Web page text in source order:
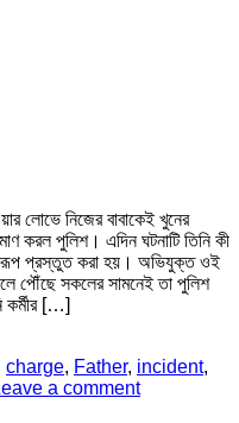
লোভে নিজের বাবাকেই খুনের
করল পুলিশ। এদিন ঘটনাটি তিনি কী
প্রস্তুত করা হয়। অভিযুক্ত ওই
পৌঁছে সকলের সামনেই তা পুলিশ
কর্মীর […]
charge, Father, incident,
a comment